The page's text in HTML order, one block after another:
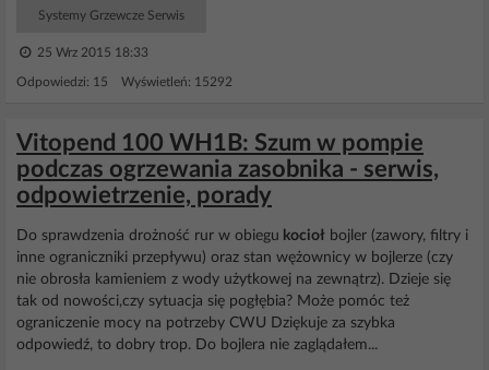
Systemy Grzewcze Serwis
25 Wrz 2015 18:33
Odpowiedzi: 15 Wyświetleń: 15292
Vitopend 100 WH1B: Szum w pompie
podczas ogrzewania zasobnika - serwis,
odpowietrzenie, porady
Do sprawdzenia drożność rur w obiegu kocioł bojler (zawory, filtry i
inne ograniczniki przepływu) oraz stan wężownicy w bojlerze (czy
nie obrosła kamieniem z wody użytkowej na zewnątrz). Dzieje się
tak od nowości,czy sytuacja się pogłębia? Może pomóc też
ograniczenie mocy na potrzeby CWU Dziękuje za szybka
odpowiedź, to dobry trop. Do bojlera nie zaglądałem...